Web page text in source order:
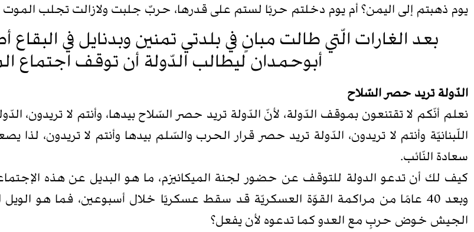
يوم ذهبتم إلى اليمن؟ أم يوم دخلتم حربًا لستم على قدرها، حربٌ جلبت ولازالت تجلب الموت
بعد الغارات الّتي طالت مبانٍ في بلدتي تمنين وبدنايل في
أبوحمدان ليطالب الدّولة أن توقف اجتماع
الدّولة تريد حصر السّلاح
نعلم أنّكم لا تقتنعون بموقف الدّولة، لأنّ الدّولة تريد حصر السّلاح بيدها، وأنتم لا تريدون،
اللّبنانيّة وأنتم لا تريدون، الدّولة تريد حصر قرار الحرب والسّلم بيدها وأنتم لا تريدون،
سعادة النّائب.
كيف لك أن تدعو الدولة للتوقف عن حضور لجنة الميكانيزم، ما هو البديل عن هذه
وبعد 40 عامًا من مراكمة القوّة العسكريّة قد سقط عسكريًا خلال أسبوعين، فما هو الويل
الجيش خوض حربٍ مع العدو كما تدعوه لأن يفعل؟